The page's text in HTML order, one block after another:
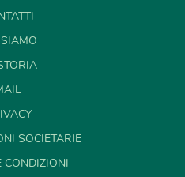
SOCIETARIE
CONDIZIONI